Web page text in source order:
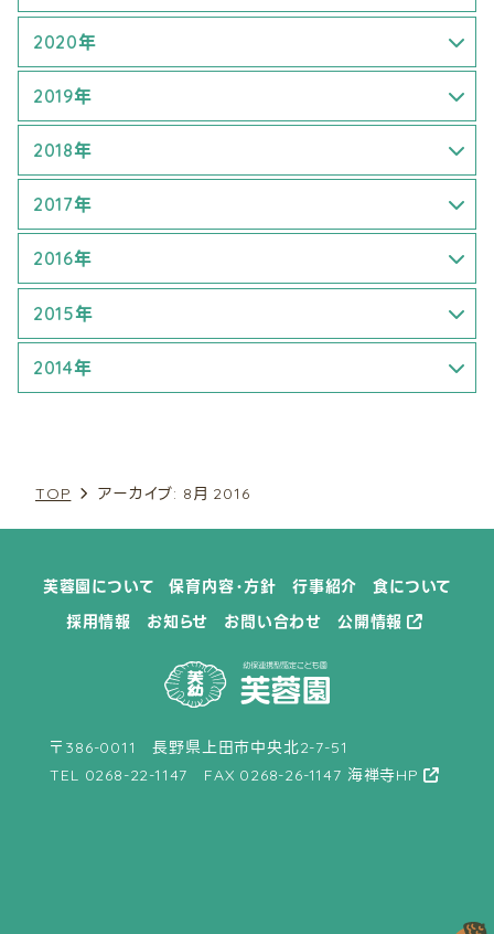
TOP アーカイブ: 8月 2016
9月 (1)
4月 (1)
5月 (1)
7月 (1)
8月 (1)
9月 (1)
7月 (1)
8月 (1)
9月 (2)
2020年
4月 (2)
6月 (1)
7月 (3)
8月 (1)
9月 (1)
2019年
1月 (1)
3月 (3)
4月 (2)
6月 (2)
7月 (3)
9月 (2)
11月 (1)
2018年
1月 (1)
4月 (1)
5月 (2)
6月 (3)
7月 (1)
10月 (3)
2017年
1月 (1)
5月 (3)
6月 (3)
11月 (1)
2016年
1月 (1)
5月 (1)
9月 (4)
2015年
7月 (2)
2014年
見学ご希望の方へ
採用情報
芙蓉園について 保育内容・方針 行事紹介
食について
採用情報
お知らせ お問い合わせ 公開情報
〒386-0011 長野県上田市中央北2-7-51
TEL 0268-22-1147 FAX 0268-26-1147 海禅寺HP